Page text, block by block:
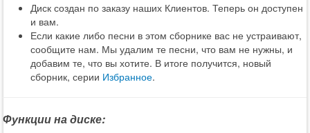
Диск создан по заказу наших Клиентов. Теперь он доступен
и вам.
Если какие либо песни в этом сборнике вас не устраивают,
сообщите нам. Мы удалим те песни, что вам не нужны, и
добавим те, что вы хотите. В итоге получится, новый
сборник, серии Избранное.
Функции на диске: